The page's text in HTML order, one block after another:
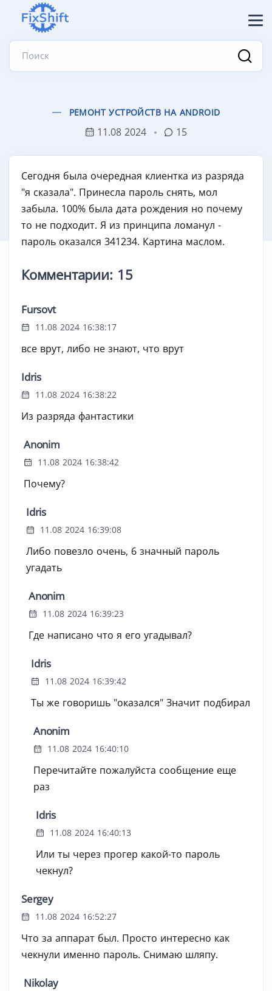
Поиск
РЕМОНТ УСТРОЙСТВ НА ANDROID
11.08 2024 15
Сегодня была очередная клиентка из разряда
"я сказала". Принесла пароль снять, мол
забыла. 100% была дата рождения но почему
то не подходит. Я из принципа ломанул -
пароль оказался 341234. Картина маслом.
Комментарии: 15
Fursovt
11.08 2024 16:38:17
все врут, либо не знают, что врут
Idris
11.08 2024 16:38:22
Из разряда фантастики
Anonim
11.08 2024 16:38:42
Почему?
Idris
11.08 2024 16:39:08
Либо повезло очень, 6 значный пароль
угадать
Anonim
11.08 2024 16:39:23
Где написано что я его угадывал?
Idris
11.08 2024 16:39:42
Ты же говоришь "оказался" Значит подбирал
Anonim
11.08 2024 16:40:10
Перечитайте пожалуйста сообщение еще
раз
Idris
11.08 2024 16:40:13
Или ты через прогер какой-то пароль
чекнул?
Sergey
11.08 2024 16:52:27
Что за аппарат был. Просто интересно как
чекнули именно пароль. Снимаю шляпу.
Nikolay